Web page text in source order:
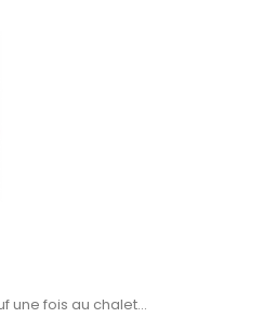
une fois au chalet…